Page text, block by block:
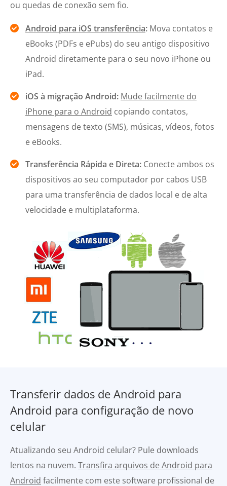
ou quedas de conexão sem fio.
Android para iOS transferência: Mova contatos e
eBooks (PDFs e ePubs) do seu antigo dispositivo
Android diretamente para o seu novo iPhone ou
iPad.
iOS à migração Android: Mude facilmente do
iPhone para o Android copiando contatos,
mensagens de texto (SMS), músicas, vídeos, fotos
e eBooks.
Transferência Rápida e Direta: Conecte ambos os
dispositivos ao seu computador por cabos USB
para uma transferência de dados local e de alta
velocidade e multiplataforma.
Transferir dados de Android para
Android para configuração de novo
celular
Atualizando seu Android celular? Pule downloads
lentos na nuvem. Transfira arquivos de Android para
Android facilmente com este software profissional de